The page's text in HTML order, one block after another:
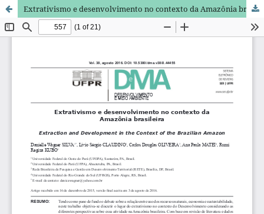
Extrativismo e desenvolvimento no contexto da Amazônia brasileira